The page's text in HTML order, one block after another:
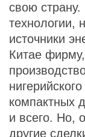
свою
технологии,
источники
Китае
компактных
и всего. Но,
другие